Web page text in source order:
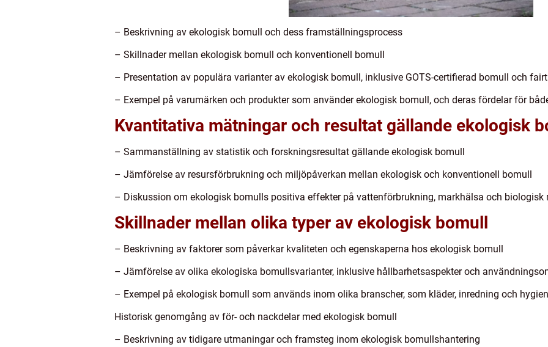
– Beskrivning av ekologisk bomull och dess framställningsprocess
– Skillnader mellan ekologisk bomull och konventionell bomull
– Presentation av populära varianter av ekologisk bomull, inklusive GOTS-certifierad bomull och
– Exempel på varumärken och produkter som använder ekologisk bomull, och deras fördelar för
Kvantitativa mätningar och resultat gällande ekologisk
– Sammanställning av statistik och forskningsresultat gällande ekologisk bomull
– Jämförelse av resursförbrukning och miljöpåverkan mellan ekologisk och konventionell bomull
– Diskussion om ekologisk bomulls positiva effekter på vattenförbrukning, markhälsa och biologisk
Skillnader mellan olika typer av ekologisk bomull
– Beskrivning av faktorer som påverkar kvaliteten och egenskaperna hos ekologisk bomull
– Jämförelse av olika ekologiska bomullsvarianter, inklusive hållbarhetsaspekter och
– Exempel på ekologisk bomull som används inom olika branscher, som kläder, inredning och
Historisk genomgång av för- och nackdelar med ekologisk bomull
– Beskrivning av tidigare utmaningar och framsteg inom ekologisk bomullshantering